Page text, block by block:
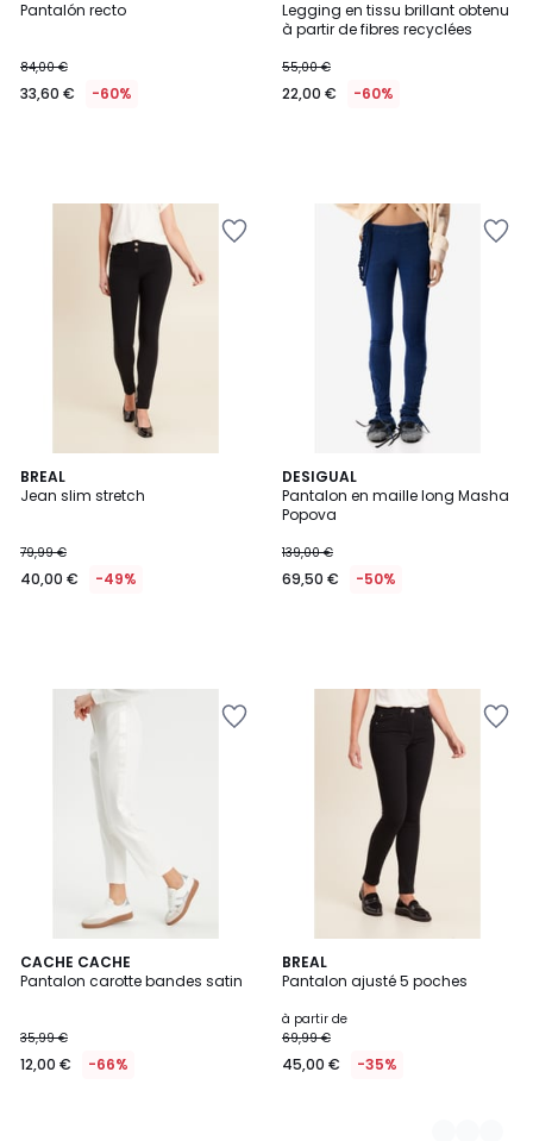
Pantalón recto
84,00 €
33,60 € -60%
Legging en tissu brillant obtenu
à partir de fibres recyclées
55,00 €
22,00 € -60%
BREAL
Jean slim stretch
79,99 €
40,00 € -49%
DESIGUAL
Pantalon en maille long Masha
Popova
139,00 €
69,50 € -50%
CACHE CACHE
Pantalon carotte bandes satin
35,99 €
12,00 € -66%
BREAL
Pantalon ajusté 5 poches
à partir de
69,99 €
45,00 € -35%
2
Couleurs